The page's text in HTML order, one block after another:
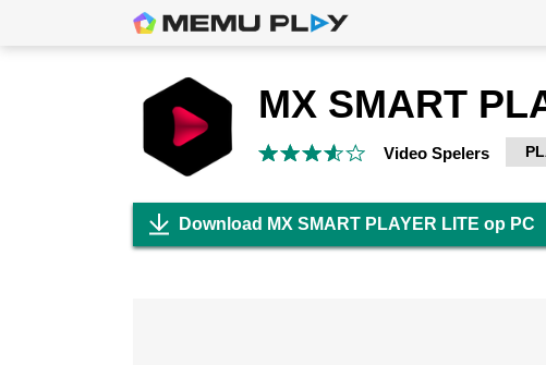
Video Spelers
Download MX SMART PLAYER LITE op PC